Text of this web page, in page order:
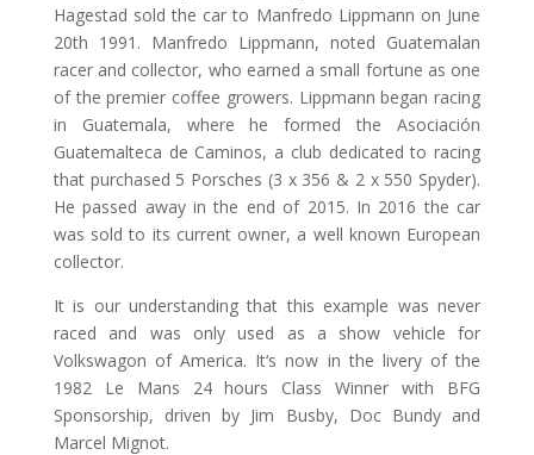
Hagestad sold the car to Manfredo Lippmann on June
20th 1991. Manfredo Lippmann, noted Guatemalan
racer and collector, who earned a small fortune as one
of the premier coffee growers. Lippmann began racing
in Guatemala, where he formed the Asociación
Guatemalteca de Caminos, a club dedicated to racing
that purchased 5 Porsches (3 x 356 & 2 x 550 Spyder).
He passed away in the end of 2015. In 2016 the car
was sold to its current owner, a well known European
collector.
It is our understanding that this example was never
raced and was only used as a show vehicle for
Volkswagon of America. It‘s now in the livery of the
1982 Le Mans 24 hours Class Winner with BFG
Sponsorship, driven by Jim Busby, Doc Bundy and
Marcel Mignot.